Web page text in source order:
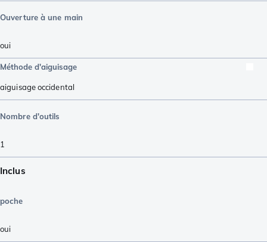
Ouverture à une main
oui
Méthode d'aiguisage
aiguisage occidental
Nombre d'outils
1
Inclus
poche
oui